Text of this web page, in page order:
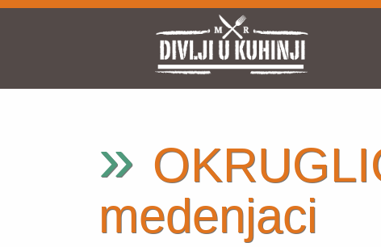
»
medenjaci